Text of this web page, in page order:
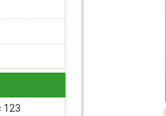
123